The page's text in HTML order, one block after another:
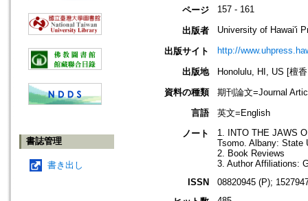
書誌管理
書き出し
ページ 157 - 161
出版者 University of Hawai'i
出版サイト http://
出版地
Honolulu, HI, US [檀
資料の種類
期刊論文=Journal
言語
英文=English
ノート
1. INTO THE JAWS
Tsomo. Albany: State
2. Book Reviews
3. Author Affiliations:
ISSN
08820945 (P);